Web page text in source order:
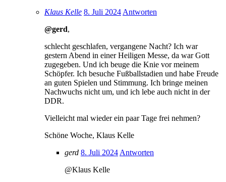
Klaus Kelle 8. Juli 2024Antworten
@gerd,
schlecht geschlafen, vergangene Nacht? Ich war
gestern Abend in einer Heiligen Messe, da war Gott
zugegeben. Und ich beuge die Knie vor meinem
Schöpfer. Ich besuche Fußballstadien und habe Freude
an guten Spielen und Stimmung. Ich bringe meinen
Nachwuchs nicht um, und ich lebe auch nicht in der
DDR.
Vielleicht mal wieder ein paar Tage frei nehmen?
Schöne Woche, Klaus Kelle
gerd 8. Juli 2024Antworten
@Klaus Kelle